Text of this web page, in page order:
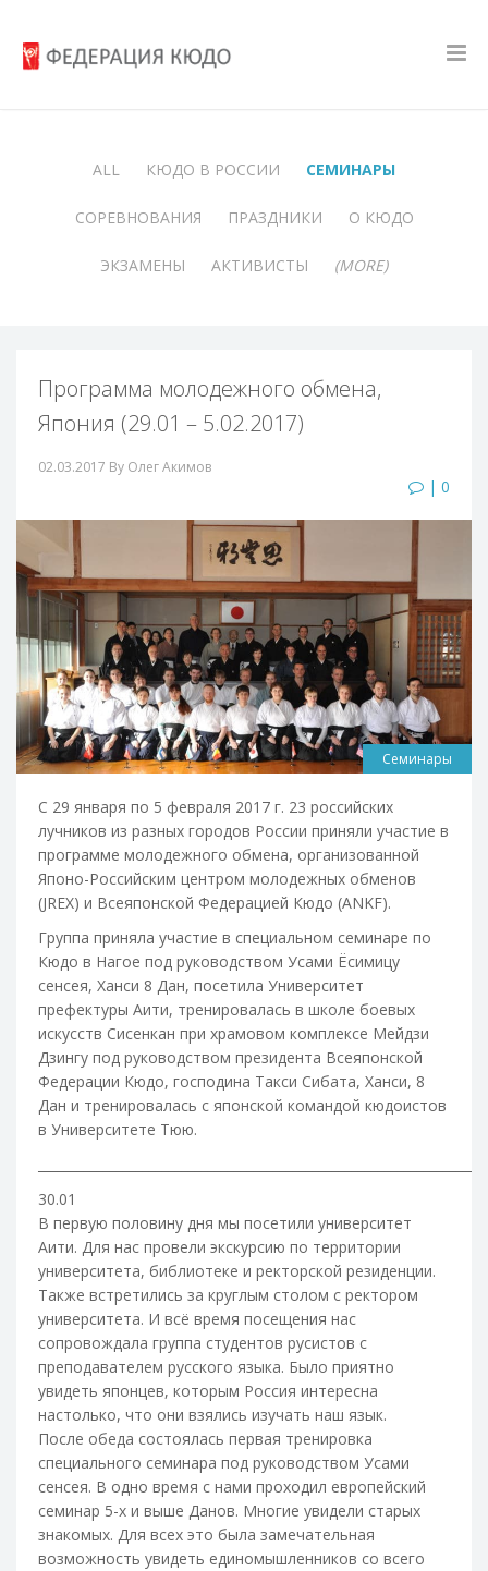
ALL КЮДО В РОССИИ СЕМИНАРЫ
СОРЕВНОВАНИЯ ПРАЗДНИКИ О КЮДО
ЭКЗАМЕНЫ АКТИВИСТЫ (MORE)
Программа молодежного обмена,
Япония (29.01 – 5.02.2017)
02.03.2017 By Олег Акимов
| 0
Семинары
С 29 января по 5 февраля 2017 г. 23 российских
лучников из разных городов России приняли участие в
программе молодежного обмена, организованной
Японо-Российским центром молодежных обменов
(JREX) и Всеяпонской Федерацией Кюдо (ANKF).
Группа приняла участие в специальном семинаре по
Кюдо в Нагое под руководством Усами Ёсимицу
сенсея, Ханси 8 Дан, посетила Университет
префектуры Аити, тренировалась в школе боевых
искусств Сисенкан при храмовом комплексе Мейдзи
Дзингу под руководством президента Всеяпонской
Федерации Кюдо, господина Такси Сибата, Ханси, 8
Дан и тренировалась с японской командой кюдоистов
в Университете Тюю.
30.01
В первую половину дня мы посетили университет
Аити. Для нас провели экскурсию по территории
университета, библиотеке и ректорской резиденции.
Также встретились за круглым столом с ректором
университета. И всё время посещения нас
сопровождала группа студентов­ русистов с
преподавателем русского языка. Было приятно
увидеть японцев, которым Россия интересна
настолько, что они взялись изучать наш язык.
После обеда состоялась первая тренировка
специального семинара под руководством Усами
сенсея. В одно время с нами проходил европейский
семинар 5-х и выше Данов. Многие увидели старых
знакомых. Для всех это была замечательная
возможность увидеть единомышленников со всего